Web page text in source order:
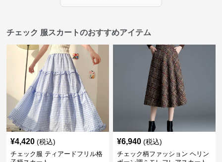
チェック 服スカートのおすすめアイテム
¥4,420 (税込)
チェック服 ティアードフリル格
¥6,940 (税込)
チェック柄ファッション ヘリン